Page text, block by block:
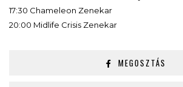
17:30 Chameleon Zenekar
20:00 Midlife Crisis Zenekar
MEGOSZTÁS